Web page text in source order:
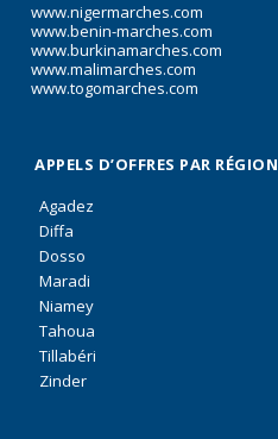
www.nigermarches.com
www.benin-marches.com
www.burkinamarches.com
www.malimarches.com
www.togomarches.com
APPELS D’OFFRES PAR RÉGION
Agadez
Diffa
Dosso
Maradi
Niamey
Tahoua
Tillabéri
Zinder